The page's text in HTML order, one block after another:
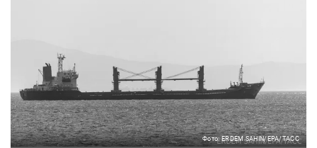
Фото: ERDEM SAHIN/EPA/ТАСС